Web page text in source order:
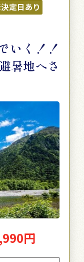
定日あり
いく！！
暑地へさ
円